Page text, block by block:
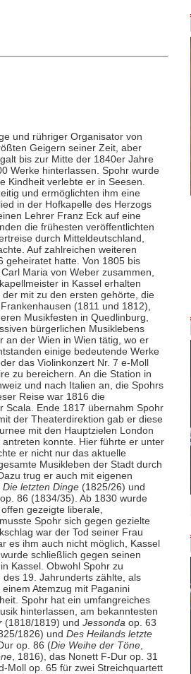
und rühriger Organisator von
Geigern seiner Zeit, aber
bis zur Mitte der 1840er Jahre
Werke hinterlassen. Spohr wurde
Kindheit verlebte er in Seesen.
und ermöglichten ihm eine
in der Hofkapelle des Herzogs
Lehrer Franz Eck auf eine
die frühesten veröffentlichten
durch Mitteldeutschland,
Auf zahlreichen weiteren
geheiratet hatte. Von 1805 bis
Maria von Weber zusammen,
in Kassel erhalten
mit zu den ersten gehörte, die
(1811 und 1812),
Musikfesten in Quedlinburg,
bürgerlichen Musiklebens
an der Wien in Wien tätig, wo er
einige bedeutende Werke
das Violinkonzert Nr. 7 e-Moll
zu bereichern. An die Station in
und nach Italien an, die Spohrs
Reise war 1816 die
Scala. Ende 1817 übernahm Spohr
der Theaterdirektion gab er diese
mit den Hauptzielen London
konnte. Hier führte er unter
er nicht nur das aktuelle
Musikleben der Stadt durch
trug er auch mit eigenen
Die letzten Dinge(1825/26) und
86 (1834/35). Ab 1830 wurde
gezeigte liberale,
Spohr sich gegen gezielte
war der Tod seiner Frau
es ihm auch nicht möglich, Kassel
schließlich gegen seinen
Kassel. Obwohl Spohr zu
19. Jahrunderts zählte, als
Atemzug mit Paganini
Spohr hat ein umfangreiches
hinterlassen, am bekanntesten
(1818/1819) und Jessonda op. 63
1826) und Des Heilands letzte
op. 86 (Die Weihe der Töne,
, 1816), das Nonett F-Dur op. 31
Moll op. 65 für zwei Streichquartett